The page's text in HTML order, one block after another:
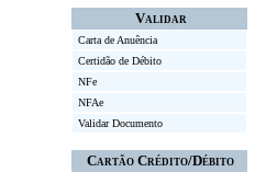
Validar
Carta de Anuência
Certidão de Débito
NFe
NFAe
Validar Documento
Cartão Crédito/Débito